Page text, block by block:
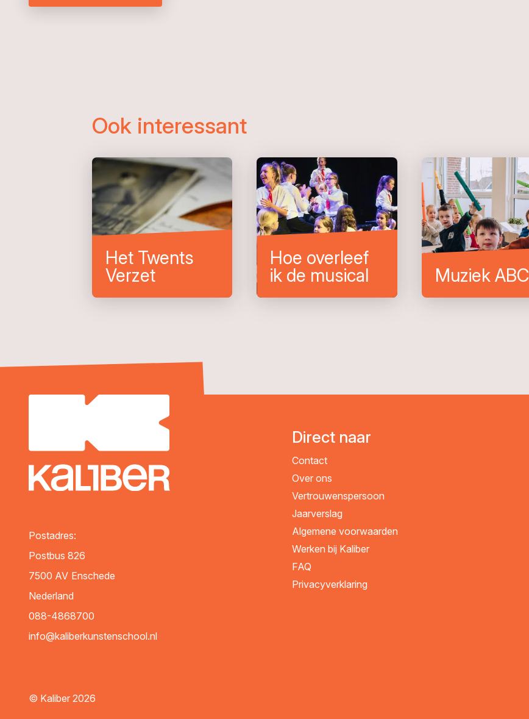
Ook interessant
Het Twents
Verzet
Hoe overleef
ik de musical
Muziek ABC
Postadres:
Postbus 826
7500 AV Enschede
Nederland
088-4868700
info@kaliberkunstenschool.nl
Direct naar
Contact
Over ons
Vertrouwenspersoon
Jaarverslag
Algemene voorwaarden
Werken bij Kaliber
FAQ
Privacyverklaring
© Kaliber 2026